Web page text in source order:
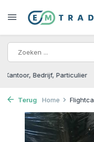
15.000m2 op
Terug Home